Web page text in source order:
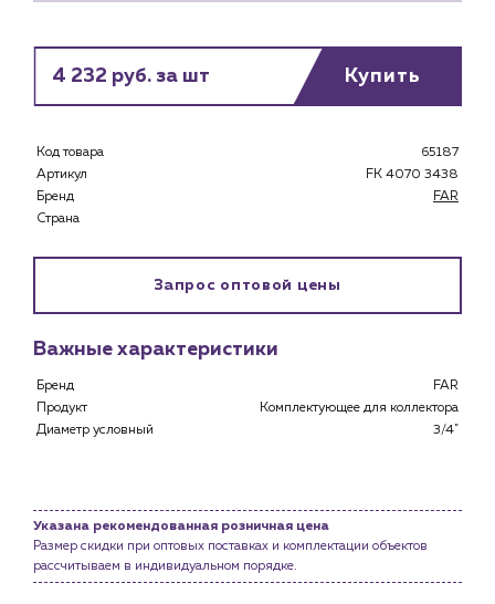
Каталог
О компании
История компании
Водоснабжение и теплоснабжение
Личный кабинет
4 232 руб. за шт Купить
Код товара
65187
Артикул
FK 4070 3438
Бренд
FAR
Страна
Запрос оптовой цены
Важные характеристики
Бренд
FAR
Продукт
Комплектующее для коллектора
Диаметр условный
3/4"
Указана рекомендованная розничная цена
Размер скидки при оптовых поставках и комплектации объектов
рассчитываем в индивидуальном порядке.